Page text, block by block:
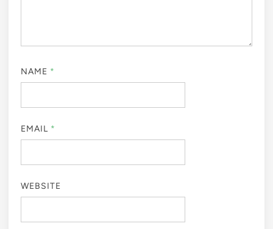
NAME *
EMAIL *
WEBSITE